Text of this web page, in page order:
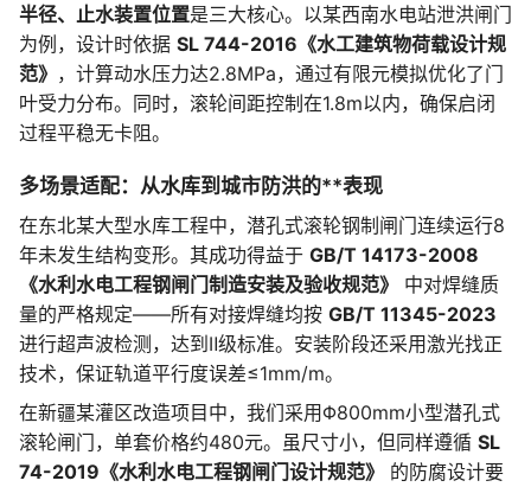
半径、止水装置位置是三大核心。以某西南水电站泄洪闸门
为例，设计时依据 SL 744-2016《水工建筑物荷载设计规
范》 ，计算动水压力达2.8MPa，通过有限元模拟优化了门
叶受力分布。同时，滚轮间距控制在1.8m以内，确保启闭
过程平稳无卡阻。
多场景适配：从水库到城市防洪的**表现
在东北某大型水库工程中，潜孔式滚轮钢制闸门连续运行8
年未发生结构变形。其成功得益于 GB/T 14173-2008
《水利水电工程钢闸门制造安装及验收规范》
中对焊缝质
量的严格规定——所有对接焊缝均按 GB/T 11345-2023
进行超声波检测，达到Ⅱ级标准。安装阶段还采用激光找正
技术，保证轨道平行度误差≤1mm/m。
在新疆某灌区改造项目中，我们采用Φ800mm小型潜孔式
滚轮闸门，单套价格约480元。虽尺寸小，但同样遵循 SL
74-2019《水利水电工程钢闸门设计规范》
的防腐设计要